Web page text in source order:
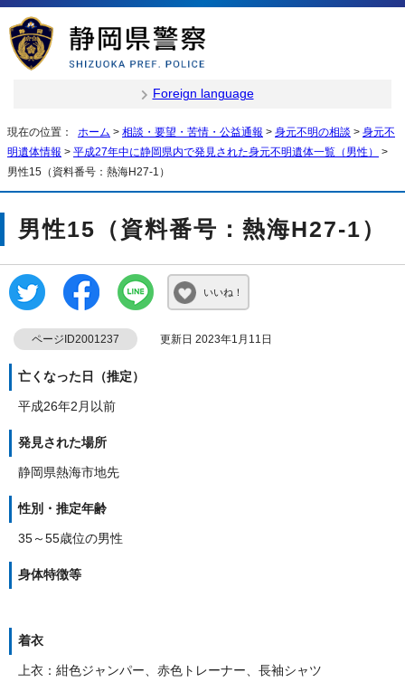
Foreign language
現在の位置： ホーム > 相談・要望・苦情・公益通報 > 身元不明の相談 > 身元不
明遺体情報 > 平成27年中に静岡県内で発見された身元不明遺体一覧（男性）
>
男性15（資料番号：熱海H27-1）
男性15（資料番号：熱海H27-1）
いいね！
ページID2001237 更新日 2023年1月11日
亡くなった日（推定）
平成26年2月以前
発見された場所
静岡県熱海市地先
性別・推定年齢
35～55歳位の男性
身体特徴等
着衣
上衣：紺色ジャンパー、赤色トレーナー、長袖シャツ